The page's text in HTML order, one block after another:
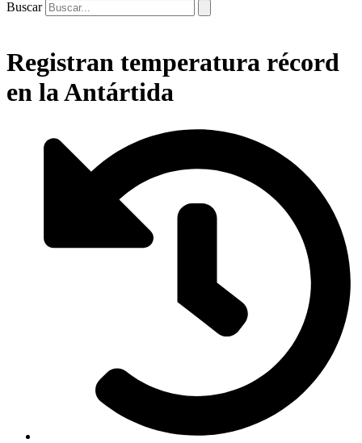
Buscar
Registran temperatura récord
en la Antártida